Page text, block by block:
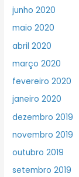
junho 2020
maio 2020
abril 2020
março 2020
fevereiro 2020
janeiro 2020
dezembro 2019
novembro 2019
outubro 2019
setembro 2019